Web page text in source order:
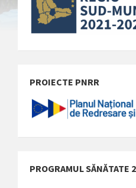
PROIECTE PNRR
PROGRAMUL SĂNĂTATE